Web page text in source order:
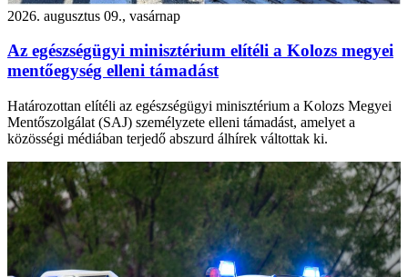
2026. augusztus 09., vasárnap
Az egészségügyi minisztérium elítéli a Kolozs megyei
mentőegység elleni támadást
Határozottan elítéli az egészségügyi minisztérium a Kolozs Megyei
Mentőszolgálat (SAJ) személyzete elleni támadást, amelyet a
közösségi médiában terjedő abszurd álhírek váltottak ki.